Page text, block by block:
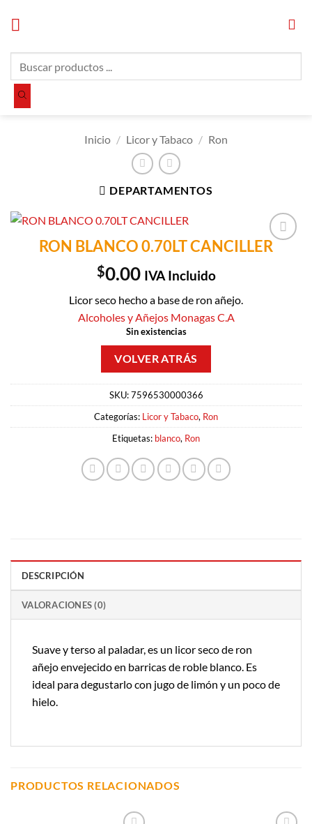
productos
Inicio / Licor y Tabaco / Ron
DEPARTAMENTOS
Añadir a
RON BLANCO 0.70LT CANCILLER
$0.00 IVA Incluido
Licor seco hecho a base de ron añejo.
Alcoholes y Añejos Monagas C.A
Sin existencias
SKU:7596530000366
Categorías: Licor y Tabaco, Ron
Etiquetas: blanco, Ron
DESCRIPCIÓN
VALORACIONES (0)
Suave y terso al paladar, es un licor seco de ron
añejo envejecido en barricas de roble blanco. Es
ideal para degustarlo con jugo de limón y un poco de
hielo.
PRODUCTOS RELACIONADOS